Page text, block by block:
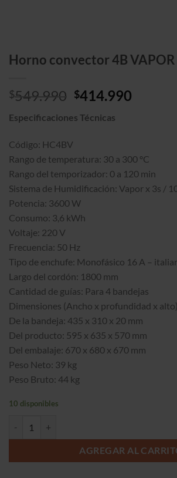
Horno convector 4B VAPOR
$549.990 El
original
$414.990
Especificaciones Técnicas
Código: HC4BV
Rango de temperatura: 30 a 300 ºC
Rango del temporizador: 0 a 120 min
Sistema de Humidificación: Vapor x 3s /
Potencia: 3600 W
Consumo: 3,6 kWh
Voltaje: 220 V
Frecuencia: 50 Hz
Tipo de enchufe: Monofásico 16 A –
Largo del cordón: 1800 mm
Cantidad de guías: Para 4 bandejas
Dimensiones (Ancho x profundidad x alto)
De la bandeja: 435 x 310 x 20 mm
Del producto: 595 x 635 x 570 mm
Del embalaje: 670 x 680 x 670 mm
Peso Neto: 39 kg
Peso Bruto: 44 kg
10 disponibles
AGREGAR AL